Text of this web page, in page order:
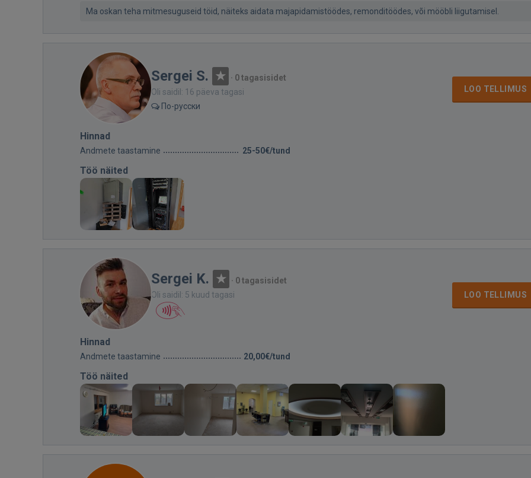
Ma oskan teha mitmesuguseid töid, näiteks aidata majapidamistöödes, remonditöödes, või mööbli liigutamisel.
Sergei S. · 0 tagasisidet
Oli saidil: 16 päeva tagasi
По-русски
LOO TELLIMUS
Hinnad
Andmete taastamine 25-50€/tund
Töö näited
Sergei K. · 0 tagasisidet
Oli saidil: 5 kuud tagasi
LOO TELLIMUS
Hinnad
Andmete taastamine 20,00€/tund
Töö näited